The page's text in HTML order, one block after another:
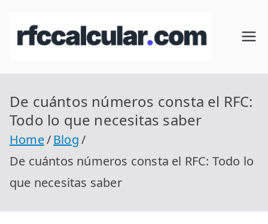
RFC
cul
Calcular
con
r.com
De cuántos números consta el RFC:
Todo lo que necesitas saber
Home
Blog
De cuántos números consta el RFC: Todo lo
que necesitas saber